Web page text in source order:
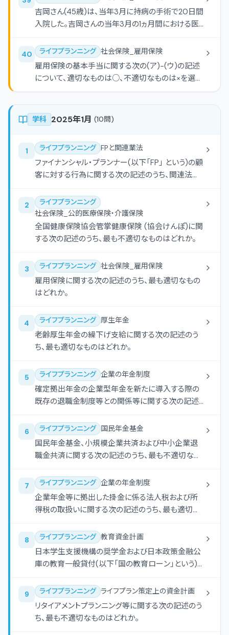
のはどれか。
吉岡さん(45歳)は、当年3月に持病の手術で20日間
入院した。吉岡さんの当年3月の1ヵ月間における医
づく高額療養費として支給される額として、正しいも
のはどれか。なお、吉岡さんは全国健康保険協会管
掌健康保険(協会けんぽ)の被保険者であり、「健康
40 ライフプランニング 社会保険_雇用保険
雇用保険の基本手当に関する次の(ア)-(ウ)の記述
について、適切なものは○、不適切なものは×を選択
しなさい。なお、問題作成の都合上、一部を「***」に
受給要件はすべて満たしているものとする。 (ア)空
欄(a)にあてはまる語句は、「6ヵ月」である。 (イ)空
欄(b)にあてはまる語句は、「3ヵ月」である。 (ウ)空
欄(c)にあてはまる語句は、「離職日が属する月の翌
月1日」である。
学科 2025年1月 (10問)
1 ライフプランニング FPと関連業法
ファイナンシャル・プランナー(以下「FP」 という)の顧
客に対する行為に関する次の記述のうち、関連法規
2
ライフプランニング
社会保険_公的医療保険・介護保険
全国健康保険協会管掌健康保険 (協会けんぽ)に関
する次の記述のうち、最も不適切なものはどれか。
3 ライフプランニング 社会保険_雇用保険
雇用保険に関する次の記述のうち、最も適切なもの
はどれか。
4 ライフプランニング 厚生年金
老齢厚生年金の繰下げ支給に関する次の記述のう
ち、最も適切なものはどれか。
5 ライフプランニング 企業の年金制度
確定拠出年金の企業型年金を新たに導入する際の
既存の退職金制度等との関係等に関する次の記述
6 ライフプランニング 国民年金基金
国民年金基金、小規模企業共済および中小企業退
職金共済に関する次の記述のうち、最も不適切なも
される要件等はすべて満たしているものとする。
7 ライフプランニング 企業の年金制度
企業年金等に拠出した掛金に係る法人税および所
得税の取扱いに関する次の記述のうち、最も適切な
8 ライフプランニング 教育資金計画
日本学生支援機構の奨学金および日本政策金融公
庫の教育一般貸付(以下「国の教育ローン」という)
か。
9 ライフプランニング ライフプラン策定上の資金計画
リタイアメントプランニング等に関する次の記述のう
ち、最も不適切なものはどれか。